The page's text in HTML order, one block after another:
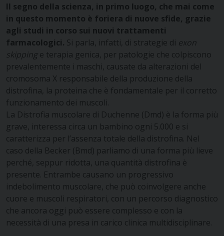
Il segno della scienza, in primo luogo, che mai come
in questo momento è foriera di nuove sfide, grazie
agli studi in corso sui nuovi trattamenti
farmacologici. Si parla, infatti, di strategie di exon
skipping e terapia genica, per patologie che colpiscono
prevalentemente i maschi, causate da alterazioni del
cromosoma X responsabile della produzione della
distrofina, la proteina che è fondamentale per il corretto
funzionamento dei muscoli.
La Distrofia muscolare di Duchenne (Dmd) è la forma più
grave, interessa circa un bambino ogni 5.000 e si
caratterizza per l’assenza totale della distrofina. Nel
caso della Becker (Bmd) parliamo di una forma più lieve
perché, seppur ridotta, una quantità distrofina è
presente. Entrambe causano un progressivo
indebolimento muscolare, che può coinvolgere anche
cuore e muscoli respiratori, con un percorso diagnostico
che ancora oggi può essere complesso e con la
necessità di una presa in carico clinica multidisciplinare.